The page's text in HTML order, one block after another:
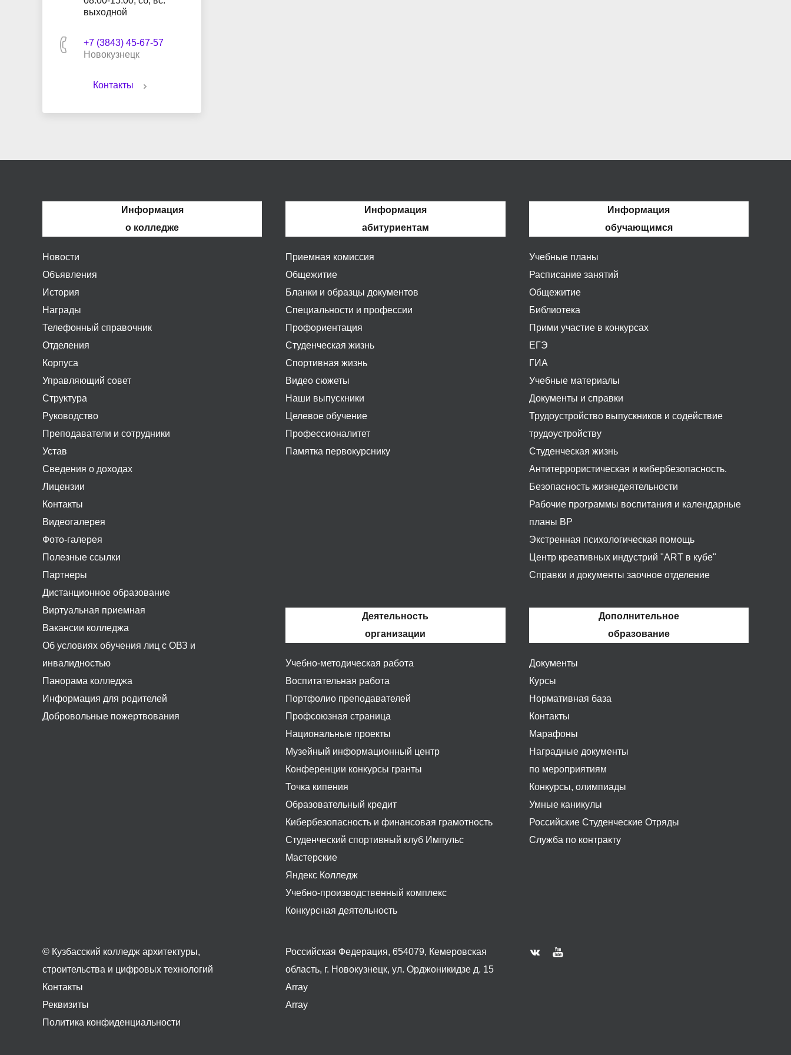
выходной
+7 (3843) 45-67-57
Новокузнецк
Контакты
Информация
о колледже
Новости
Объявления
История
Награды
Телефонный справочник
Отделения
Корпуса
Управляющий совет
Структура
Руководство
Преподаватели и сотрудники
Устав
Сведения о доходах
Лицензии
Контакты
Видеогалерея
Фото-галерея
Полезные ссылки
Партнеры
Дистанционное образование
Виртуальная приемная
Вакансии колледжа
Об условиях обучения лиц с ОВЗ и
инвалидностью
Панорама колледжа
Информация для родителей
Добровольные пожертвования
Информация
абитуриентам
Приемная комиссия
Общежитие
Бланки и образцы документов
Специальности и профессии
Профориентация
Студенческая жизнь
Спортивная жизнь
Видео сюжеты
Наши выпускники
Целевое обучение
Профессионалитет
Памятка первокурснику
Информация
обучающимся
Учебные планы
Расписание занятий
Общежитие
Библиотека
Прими участие в конкурсах
ЕГЭ
ГИА
Учебные материалы
Документы и справки
Трудоустройство выпускников и содействие
трудоустройству
Студенческая жизнь
Антитеррористическая и кибербезопасность.
Безопасность жизнедеятельности
Рабочие программы воспитания и календарные
планы ВР
Экстренная психологическая помощь
Центр креативных индустрий "ART в кубе"
Справки и документы заочное отделение
Деятельность
организации
Учебно-методическая работа
Воспитательная работа
Портфолио преподавателей
Профсоюзная страница
Национальные проекты
Музейный информационный центр
Конференции конкурсы гранты
Точка кипения
Образовательный кредит
Кибербезопасность и финансовая грамотность
Студенческий спортивный клуб Импульс
Мастерские
Яндекс Колледж
Учебно-производственный комплекс
Конкурсная деятельность
Дополнительное
образование
Документы
Курсы
Нормативная база
Контакты
Марафоны
Наградные документы
по мероприятиям
Конкурсы, олимпиады
Умные каникулы
Российские Студенческие Отряды
Служба по контракту
© Кузбасский колледж архитектуры,
строительства и цифровых технологий
Контакты
Реквизиты
Политика конфиденциальности
Российская Федерация, 654079, Кемеровская
область, г. Новокузнецк, ул. Орджоникидзе д. 15
Array
Array